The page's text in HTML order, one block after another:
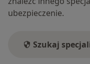
ubezpieczenie.
Szukaj